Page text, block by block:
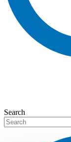
Search